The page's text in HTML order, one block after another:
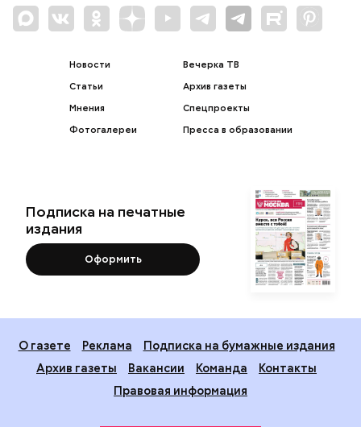
Новости
Статьи
Мнения
Фотогалереи
Вечерка ТВ
Архив газеты
Спецпроекты
Пресса в образовании
Подписка на печатные
издания
Оформить
О газете Реклама
Подписка на бумажные издания
Архив газеты
Вакансии Команда
Контакты
Правовая информация